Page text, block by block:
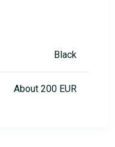
Black
About 200 EUR